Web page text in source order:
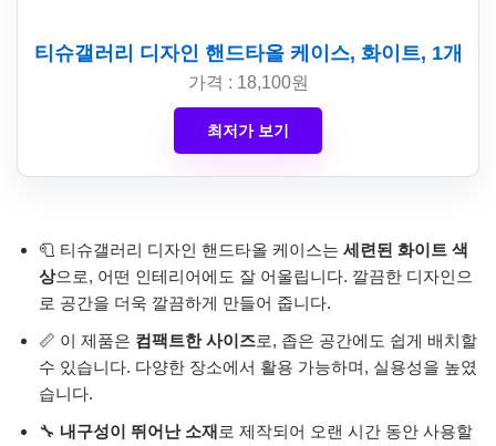
티슈갤러리 디자인 핸드타올 케이스, 화이트, 1개
가격 : 18,100원
최저가 보기
🧻 티슈갤러리 디자인 핸드타올 케이스는 세련된 화이트 색
상으로, 어떤 인테리어에도 잘 어울립니다. 깔끔한 디자인으
로 공간을 더욱 깔끔하게 만들어 줍니다.
📏 이 제품은 컴팩트한 사이즈로, 좁은 공간에도 쉽게 배치할
수 있습니다. 다양한 장소에서 활용 가능하며, 실용성을 높였
습니다.
🔧 내구성이 뛰어난 소재 로 제작되어 오랜 시간 동안 사용할